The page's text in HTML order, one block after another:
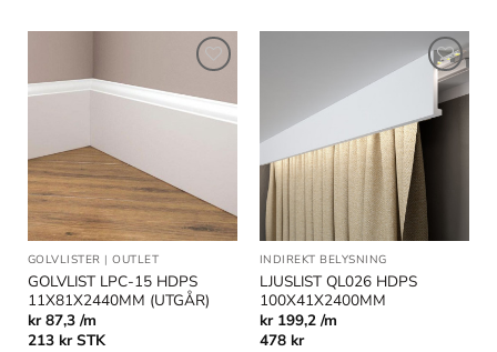
Lägg till
GOLVLISTER |OUTLET
GOLVLIST LPC-15 HDPS
11X81X2440MM (UTGÅR)
kr 87,3 /m
213 kr STK
Lägg till
i
önskelistan
INDIREKT BELYSNING
LJUSLIST QL026 HDPS
100X41X2400MM
kr 199,2 /m
478 kr